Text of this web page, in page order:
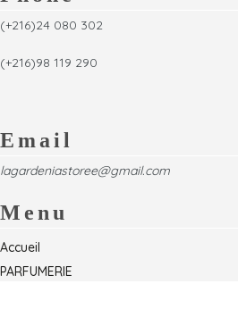
(+216)24 080 302
(+216)98 119 290
Email
lagardeniastoree@gmail.com
Menu
Accueil
PARFUMERIE